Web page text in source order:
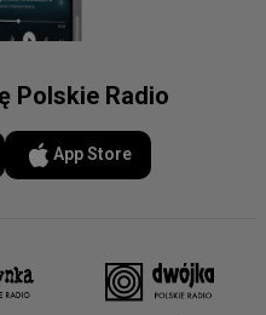
Polskie Radio
App Store